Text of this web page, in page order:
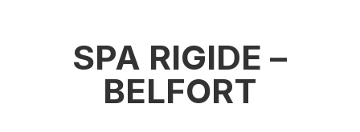
SPA RIGIDE –
BELFORT